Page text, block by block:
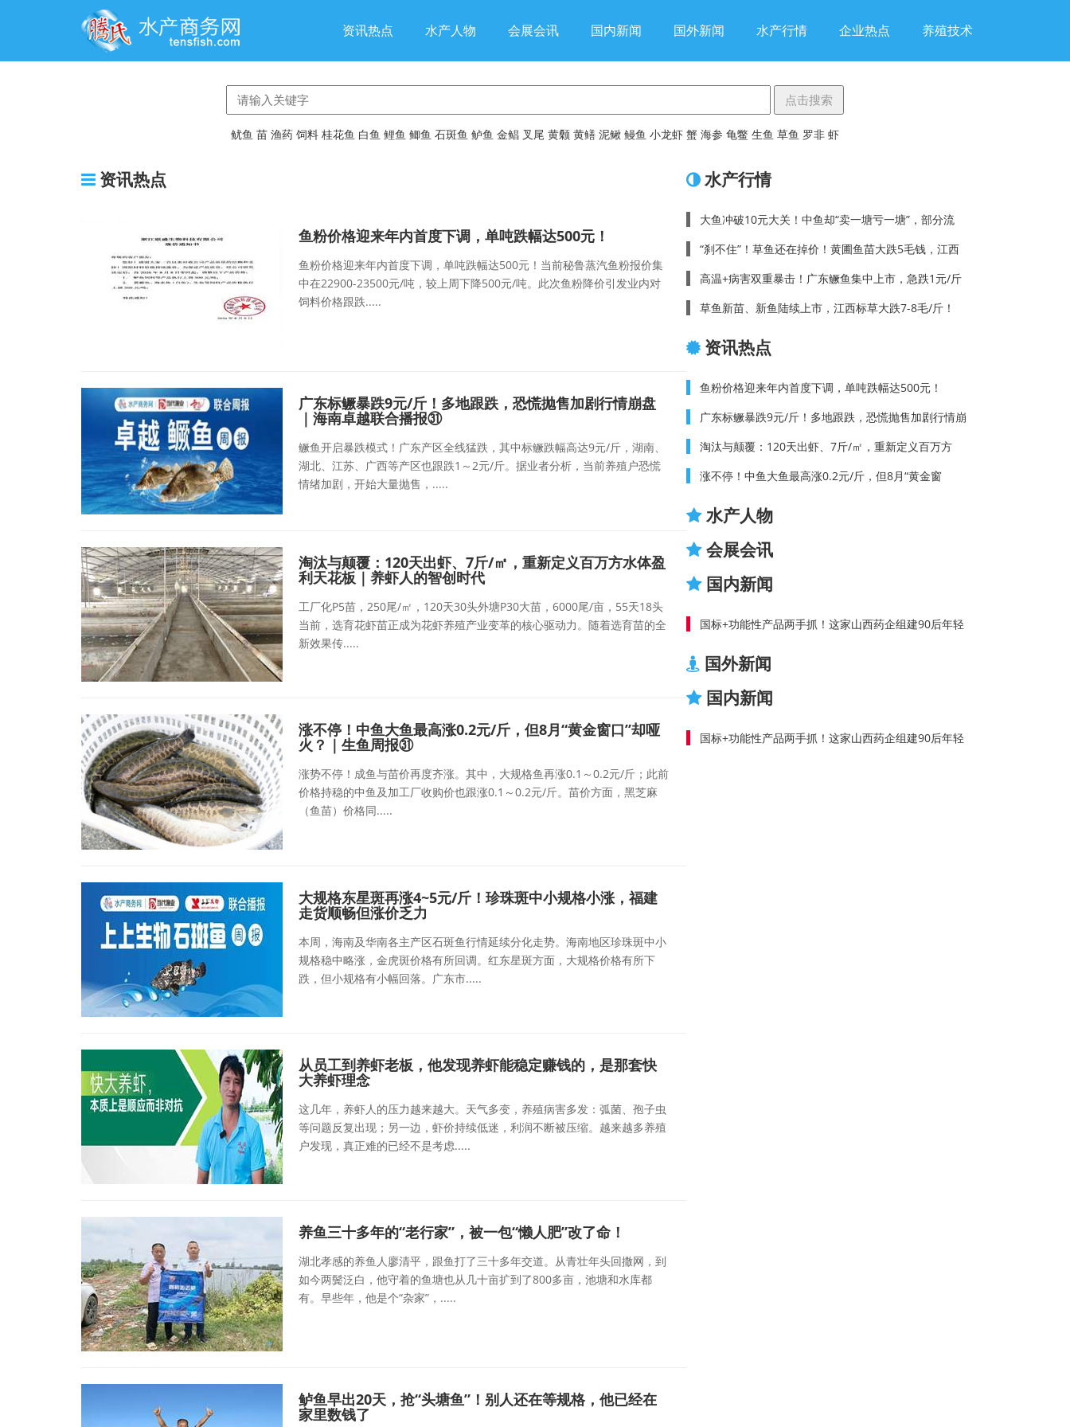
资讯热点 水产人物 会展会讯 国内新闻 国外新闻 水产行情 企业热点 养殖技术
鱿鱼 苗 渔药 饲料 桂花鱼 白鱼 鲤鱼 鲫鱼 石斑鱼 鲈鱼 金鲳 叉尾 黄颡 黄鳝 泥鳅 鳗鱼 小龙虾 蟹 海参 龟鳖 生鱼 草鱼 罗非 虾
资讯热点
鱼粉价格迎来年内首度下调，单吨跌幅达500元！
鱼粉价格迎来年内首度下调，单吨跌幅达500元！当前秘鲁蒸汽鱼粉报价集
中在22900-23500元/吨，较上周下降500元/吨。此次鱼粉降价引发业内对
饲料价格跟跌.....
广东标鳜暴跌9元/斤！多地跟跌，恐慌抛售加剧行情崩盘
｜海南卓越联合播报㉛
鳜鱼开启暴跌模式！广东产区全线猛跌，其中标鳜跌幅高达9元/斤，湖南、
湖北、江苏、广西等产区也跟跌1～2元/斤。据业者分析，当前养殖户恐慌
情绪加剧，开始大量抛售，.....
淘汰与颠覆：120天出虾、7斤/㎡，重新定义百万方水体盈
利天花板｜养虾人的智创时代
工厂化P5苗，250尾/㎡，120天30头外塘P30大苗，6000尾/亩，55天18头
当前，选育花虾苗正成为花虾养殖产业变革的核心驱动力。随着选育苗的全
新效果传.....
涨不停！中鱼大鱼最高涨0.2元/斤，但8月“黄金窗口”却哑
火？｜生鱼周报㉛
涨势不停！成鱼与苗价再度齐涨。其中，大规格鱼再涨0.1～0.2元/斤；此前
价格持稳的中鱼及加工厂收购价也跟涨0.1～0.2元/斤。苗价方面，黑芝麻
（鱼苗）价格同.....
大规格东星斑再涨4~5元/斤！珍珠斑中小规格小涨，福建
走货顺畅但涨价乏力
本周，海南及华南各主产区石斑鱼行情延续分化走势。海南地区珍珠斑中小
规格稳中略涨，金虎斑价格有所回调。红东星斑方面，大规格价格有所下
跌，但小规格有小幅回落。广东市.....
从员工到养虾老板，他发现养虾能稳定赚钱的，是那套快
大养虾理念
这几年，养虾人的压力越来越大。天气多变，养殖病害多发：弧菌、孢子虫
等问题反复出现；另一边，虾价持续低迷，利润不断被压缩。越来越多养殖
户发现，真正难的已经不是考虑.....
养鱼三十多年的“老行家”，被一包“懒人肥”改了命！
湖北孝感的养鱼人廖清平，跟鱼打了三十多年交道。从青壮年头回撒网，到
如今两鬓泛白，他守着的鱼塘也从几十亩扩到了800多亩，池塘和水库都
有。早些年，他是个“杂家”，.....
鲈鱼早出20天，抢“头塘鱼”！别人还在等规格，他已经在
家里数钱了
水产行情
大鱼冲破10元大关！中鱼却“卖一塘亏一塘”，部分流
“刹不住”！草鱼还在掉价！黄圃鱼苗大跌5毛钱，江西
高温+病害双重暴击！广东鳜鱼集中上市，急跌1元/斤
草鱼新苗、新鱼陆续上市，江西标草大跌7-8毛/斤！
资讯热点
鱼粉价格迎来年内首度下调，单吨跌幅达500元！
广东标鳜暴跌9元/斤！多地跟跌，恐慌抛售加剧行情崩
淘汰与颠覆：120天出虾、7斤/㎡，重新定义百万方
涨不停！中鱼大鱼最高涨0.2元/斤，但8月“黄金窗
水产人物
会展会讯
国内新闻
国标+功能性产品两手抓！这家山西药企组建90后年轻
国外新闻
国内新闻
国标+功能性产品两手抓！这家山西药企组建90后年轻